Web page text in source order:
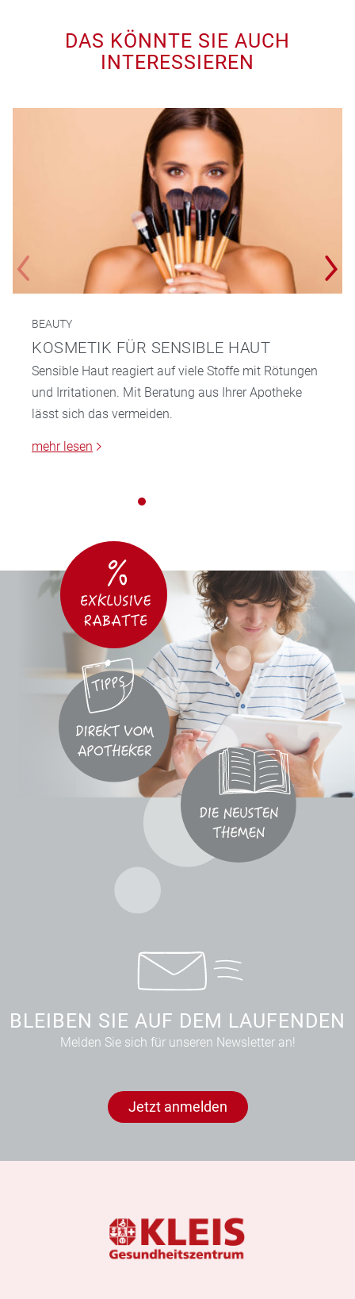
DAS KÖNNTE SIE AUCH
INTERESSIEREN
BEAUTY
KOSMETIK FÜR SENSIBLE HAUT
Sensible Haut reagiert auf viele Stoffe mit Rötungen
und Irritationen. Mit Beratung aus Ihrer Apotheke
lässt sich das vermeiden.
mehr lesen
BLEIBEN SIE AUF DEM LAUFENDEN
Melden Sie sich für unseren Newsletter an!
Jetzt anmelden